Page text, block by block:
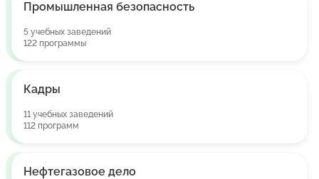
Промышленная безопасность
5 учебных заведений
122 программы
Кадры
11 учебных заведений
112 программ
Нефтегазовое дело